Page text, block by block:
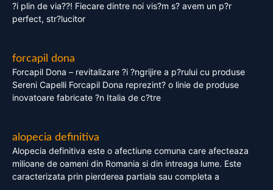
?i plin de via??! Fiecare dintre noi vis?m s? avem un p?r
perfect, str?lucitor
forcapil dona
Forcapil Dona – revitalizare ?i ?ngrijire a p?rului cu produse
Sereni Capelli Forcapil Dona reprezint? o linie de produse
inovatoare fabricate ?n Italia de c?tre
alopecia definitiva
Alopecia definitiva este o afectiune comuna care afecteaza
milioane de oameni din Romania si din intreaga lume. Este
caracterizata prin pierderea partiala sau completa a